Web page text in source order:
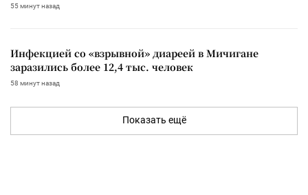
55 минут назад
Инфекцией со «взрывной» диареей в Мичигане
заразились более 12,4 тыс. человек
58 минут назад
Показать ещё